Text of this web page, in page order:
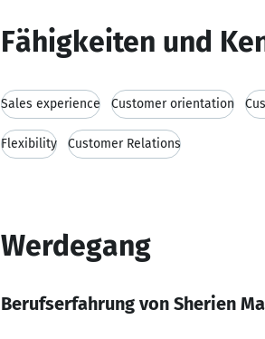
Fähigkeiten und
Sales experience Customer orientation
Flexibility Customer Relations
Werdegang
Berufserfahrung von Sherien